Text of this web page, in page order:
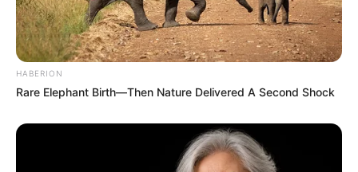
HABERION
Rare Elephant Birth—Then Nature Delivered A Second Shock